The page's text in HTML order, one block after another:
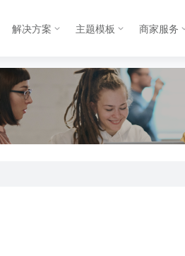
解决方案 主题模板 商家服务